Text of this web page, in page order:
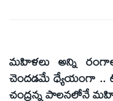
మహిళలు అన్ని
చెందడమే ధ్యేయంగా ..
చంద్రన్న పాలనలోనే